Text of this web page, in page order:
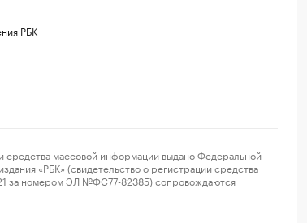
РБК
массовой информации выдано Федеральной
«РБК» (свидетельство о регистрации средства
за номером ЭЛ №ФС77-82385) сопровождаются